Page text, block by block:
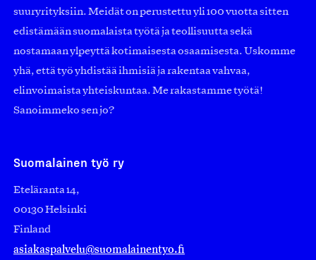
suuryrityksiin. Meidät on perustettu yli 100 vuotta sitten
edistämään suomalaista työtä ja teollisuutta sekä
nostamaan ylpeyttä kotimaisesta osaamisesta. Uskomme
yhä, että työ yhdistää ihmisiä ja rakentaa vahvaa,
elinvoimaista yhteiskuntaa. Me rakastamme työtä!
Sanoimmeko sen jo?
Suomalainen työ ry
Eteläranta 14,
00130 Helsinki
Finland
asiakaspalvelu@suomalainentyo.fi